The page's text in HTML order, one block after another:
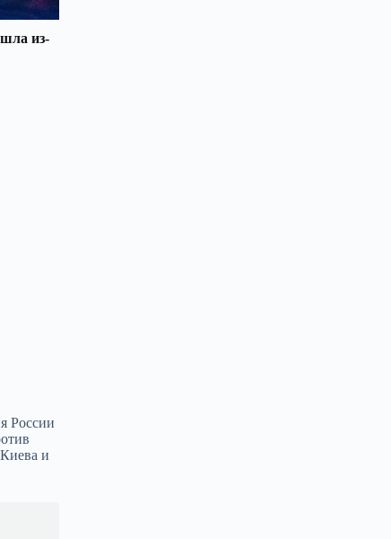
из-
России
и